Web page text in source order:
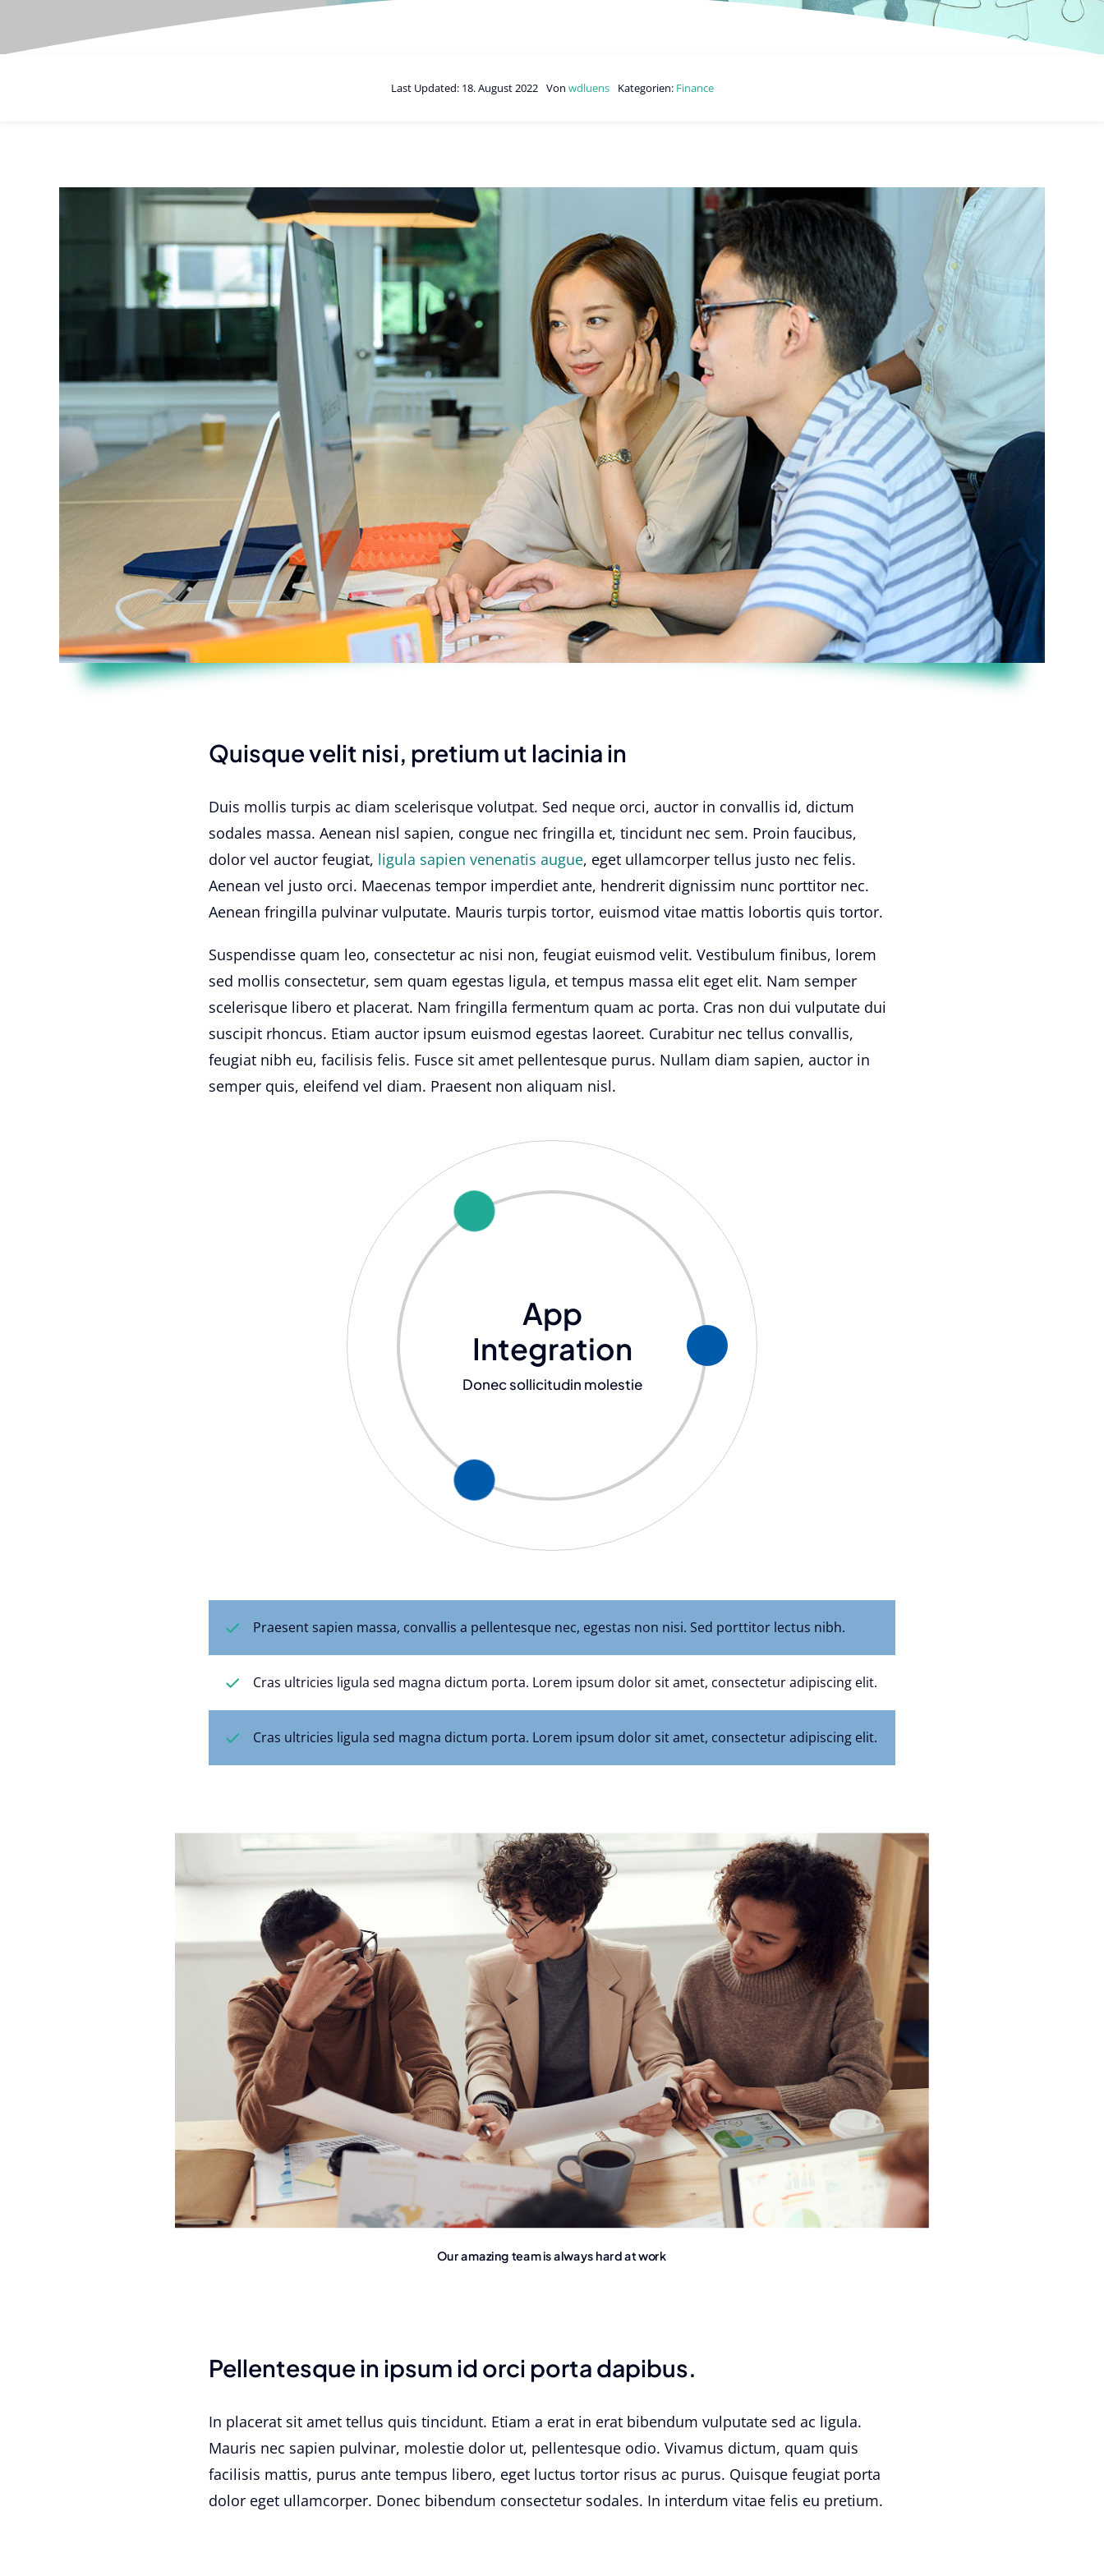
Last Updated: 18. August 2022 Von wdluens Kategorien: Finance
Quisque velit nisi, pretium ut lacinia in
Duis mollis turpis ac diam scelerisque volutpat. Sed neque orci, auctor in convallis id, dictum
sodales massa. Aenean nisl sapien, congue nec fringilla et, tincidunt nec sem. Proin faucibus,
dolor vel auctor feugiat, ligula sapien venenatis augue, eget ullamcorper tellus justo nec felis.
Aenean vel justo orci. Maecenas tempor imperdiet ante, hendrerit dignissim nunc porttitor nec.
Aenean fringilla pulvinar vulputate. Mauris turpis tortor, euismod vitae mattis lobortis quis tortor.
Suspendisse quam leo, consectetur ac nisi non, feugiat euismod velit. Vestibulum finibus, lorem
sed mollis consectetur, sem quam egestas ligula, et tempus massa elit eget elit. Nam semper
scelerisque libero et placerat. Nam fringilla fermentum quam ac porta. Cras non dui vulputate dui
suscipit rhoncus. Etiam auctor ipsum euismod egestas laoreet. Curabitur nec tellus convallis,
feugiat nibh eu, facilisis felis. Fusce sit amet pellentesque purus. Nullam diam sapien, auctor in
semper quis, eleifend vel diam. Praesent non aliquam nisl.
App
Integration
Donec sollicitudin molestie
Praesent sapien massa, convallis a pellentesque nec, egestas non nisi. Sed porttitor lectus nibh.
Cras ultricies ligula sed magna dictum porta. Lorem ipsum dolor sit amet, consectetur adipiscing elit.
Cras ultricies ligula sed magna dictum porta. Lorem ipsum dolor sit amet, consectetur adipiscing elit.
Our amazing team is always hard at work
Pellentesque in ipsum id orci porta dapibus.
In placerat sit amet tellus quis tincidunt. Etiam a erat in erat bibendum vulputate sed ac ligula.
Mauris nec sapien pulvinar, molestie dolor ut, pellentesque odio. Vivamus dictum, quam quis
facilisis mattis, purus ante tempus libero, eget luctus tortor risus ac purus. Quisque feugiat porta
dolor eget ullamcorper. Donec bibendum consectetur sodales. In interdum vitae felis eu pretium.